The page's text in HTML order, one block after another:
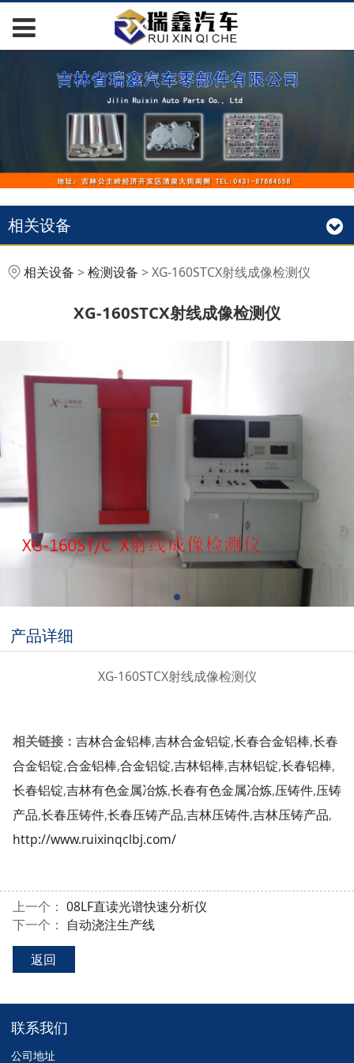
相关设备
XG-160STCX射线成像
检测仪
相关设备 > 检测设备 > XG-160STCX射线成像检测仪
XG-160STCX射线成像检测仪
产品详细
XG-160STCX射线成像检测仪
相关链接： 吉林合金铝棒,吉林合金铝锭,长春合金铝棒,长春
合金铝锭,合金铝棒,合金铝锭,吉林铝棒,吉林铝锭,长春铝棒,
长春铝锭,吉林有色金属冶炼,长春有色金属冶炼,压铸件,压铸
产品,长春压铸件,长春压铸产品,吉林压铸件,吉林压铸产品,
http://www.ruixinqclbj.com/
上一个： 08LF直读光谱快速分析仪
下一个： 自动浇注生产线
返回
联系我们
公司地址